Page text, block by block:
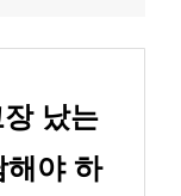
났는
해야 하